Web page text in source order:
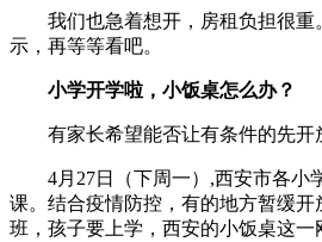
我们也急着想开，房租负担很重
示，再等等看吧。
小学开学啦，小饭桌怎么办？
有家长希望能否让有条件的先开
4月27日（下周一）,西安市各小
课。结合疫情防控，有的地方暂缓开
班，孩子要上学，西安的小饭桌这